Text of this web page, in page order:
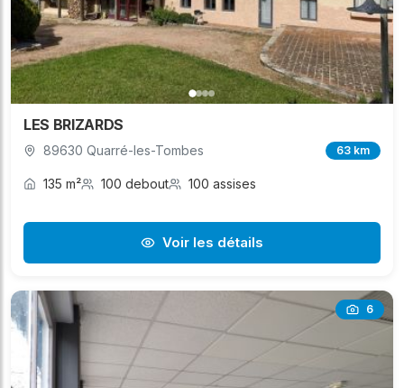
LES BRIZARDS
89630 Quarré-les-Tombes 63 km
135 m² 100 debout 100 assises
Voir les détails
6